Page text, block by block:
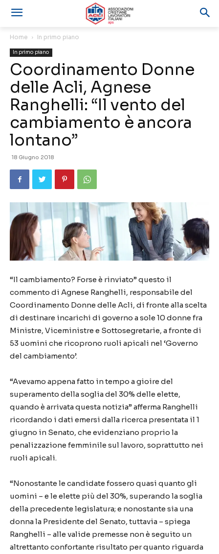
Home In primo piano
In primo piano
Coordinamento Donne
delle Acli, Agnese
Ranghelli: “Il vento del
cambiamento è ancora
lontano”
18 Giugno 2018
“Il cambiamento? Forse è rinviato” questo il
commento di Agnese Ranghelli, responsabile del
Coordinamento Donne delle Acli, di fronte alla scelta
di destinare incarichi di governo a sole 10 donne fra
Ministre, Viceministre e Sottosegretarie, a fronte di
53 uomini che ricoprono ruoli apicali nel ‘Governo
del cambiamento’.
“Avevamo appena fatto in tempo a gioire del
superamento della soglia del 30% delle elette,
quando è arrivata questa notizia” afferma Ranghelli
ricordando i dati emersi dalla ricerca presentata il 1
giugno in Senato, che evidenziano proprio la
penalizzazione femminile sul lavoro, soprattutto nei
ruoli apicali.
“Nonostante le candidate fossero quasi quanto gli
uomini – e le elette più del 30%, superando la soglia
della precedente legislatura; e nonostante sia una
donna la Presidente del Senato, tuttavia – spiega
Ranghelli – alle valide premesse non è seguito un
altrettanto confortante risultato per quanto riguarda